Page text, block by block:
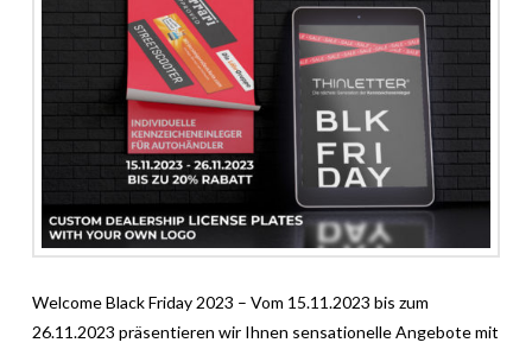
Welcome Black Friday 2023 – Vom 15.11.2023 bis zum
26.11.2023 präsentieren wir Ihnen sensationelle Angebote mit